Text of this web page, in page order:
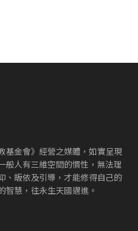
基金會》經營之媒體，如實呈現
般人有三維空間的慣性，無法理
、皈依及引導，才能修得自己的
智慧，往永生天國邁進。